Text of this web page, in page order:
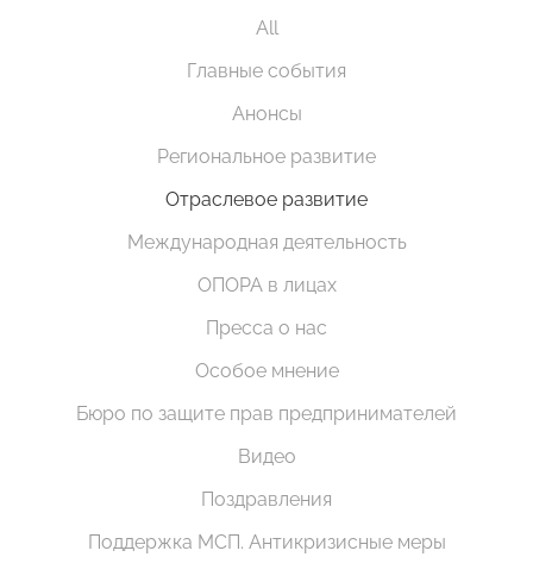
All
Главные события
Анонсы
Региональное развитие
Отраслевое развитие
Международная деятельность
ОПОРА в лицах
Пресса о нас
Особое мнение
Бюро по защите прав предпринимателей
Видео
Поздравления
Поддержка МСП. Антикризисные меры